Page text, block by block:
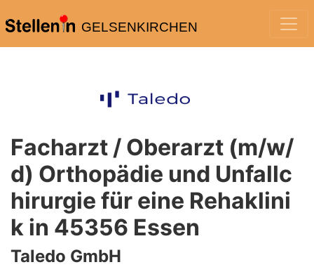
GELSENKIRCHEN
Facharzt / Oberarzt (m/w/
d) Orthopädie und Unfallc
hirurgie für eine Rehaklini
k in 45356 Essen
Taledo GmbH